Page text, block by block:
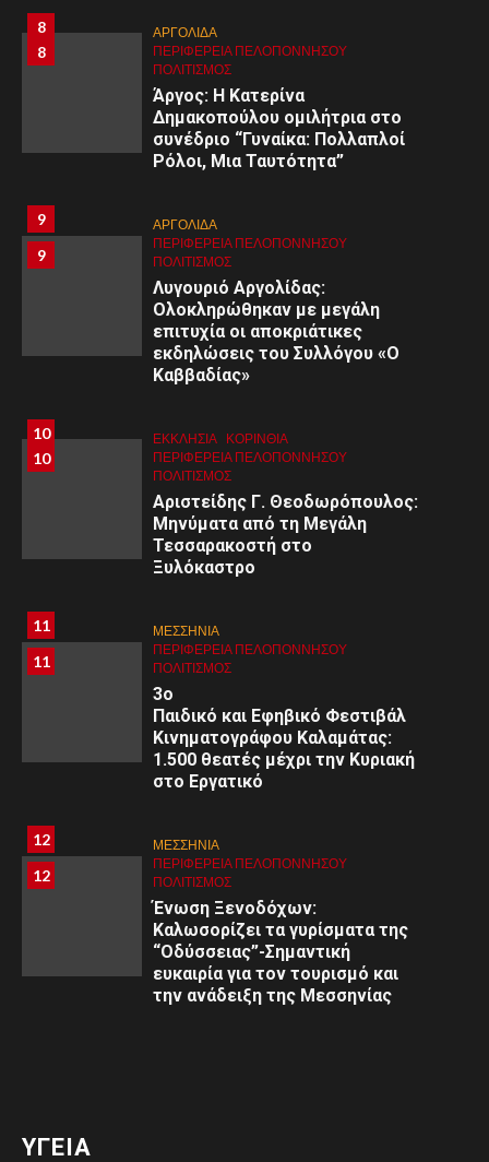
8
8
ΑΡΓΟΛΙΔΑ
ΠΕΡΙΦΈΡΕΙΑ ΠΕΛΟΠΟΝΝΉΣΟΥ
ΠΟΛΙΤΙΣΜΌΣ
Άργος: Η Κατερίνα
Δημακοπούλου ομιλήτρια στο
συνέδριο “Γυναίκα: Πολλαπλοί
Ρόλοι, Μια Ταυτότητα”
9
9
ΑΡΓΟΛΙΔΑ
ΠΕΡΙΦΈΡΕΙΑ ΠΕΛΟΠΟΝΝΉΣΟΥ
ΠΟΛΙΤΙΣΜΌΣ
Λυγουριό Αργολίδας:
Ολοκληρώθηκαν με μεγάλη
επιτυχία οι αποκριάτικες
εκδηλώσεις του Συλλόγου «Ο
Καββαδίας»
10
10 ΕΚΚΛΗΣΙΑ ΚΟΡΙΝΘΊΑ
ΠΕΡΙΦΈΡΕΙΑ ΠΕΛΟΠΟΝΝΉΣΟΥ
ΠΟΛΙΤΙΣΜΌΣ
Αριστείδης Γ. Θεοδωρόπουλος:
Μηνύματα από τη Μεγάλη
Τεσσαρακοστή στο
Ξυλόκαστρο
11
11
ΜΕΣΣΗΝΙΑ
ΠΕΡΙΦΈΡΕΙΑ ΠΕΛΟΠΟΝΝΉΣΟΥ
ΠΟΛΙΤΙΣΜΌΣ
3ο
Παιδικό και Εφηβικό Φεστιβάλ
Κινηματογράφου Καλαμάτας:
1.500 θεατές μέχρι την Κυριακή
στο Εργατικό
12
12
ΜΕΣΣΗΝΙΑ
ΠΕΡΙΦΈΡΕΙΑ ΠΕΛΟΠΟΝΝΉΣΟΥ
ΠΟΛΙΤΙΣΜΌΣ
Ένωση Ξενοδόχων:
Καλωσορίζει τα γυρίσματα της
“Οδύσσειας”-Σημαντική
ευκαιρία για τον τουρισμό και
την ανάδειξη της Μεσσηνίας
ΥΓΕΙΑ